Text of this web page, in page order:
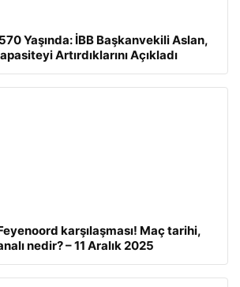
Yaşında: İBB Başkanvekili Aslan,
Artırdıklarını Açıkladı
karşılaşması! Maç tarihi,
nedir? – 11 Aralık 2025